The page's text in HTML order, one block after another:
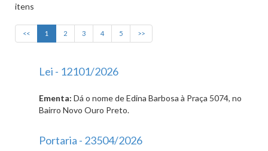
itens
<< 1 2 3 4 5 >>
Lei - 12101/2026
Ementa: Dá o nome de Edina Barbosa à Praça 5074, no
Bairro Novo Ouro Preto.
Portaria - 23504/2026